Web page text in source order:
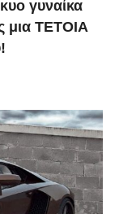
γυναίκα
μια ΤΕΤΟΙΑ